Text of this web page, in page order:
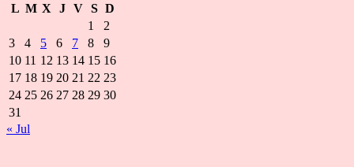
L M X J V S D
1
2
3
4 5 6 7 8
9
10 11 12 13 14 15 16
17 18 19 20 21 22 23
24 25 26 27 28 29 30
31
« Jul